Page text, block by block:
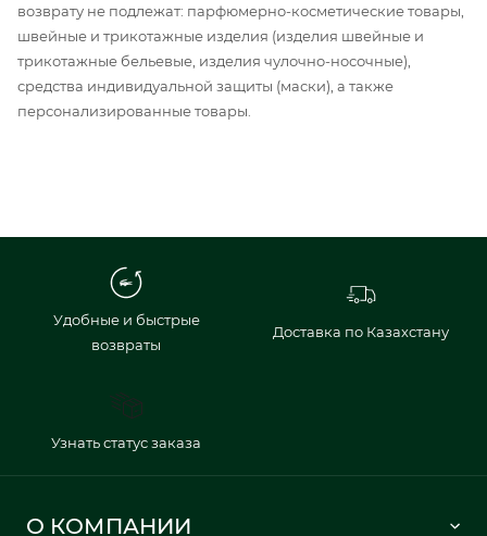
возврату не подлежат: парфюмерно-косметические товары,
швейные и трикотажные изделия (изделия швейные и
трикотажные бельевые, изделия чулочно-носочные),
средства индивидуальной защиты (маски), а также
персонализированные товары.
Удобные и быстрые
возвраты
Доставка по Казахстану
Узнать статус заказа
О КОМПАНИИ